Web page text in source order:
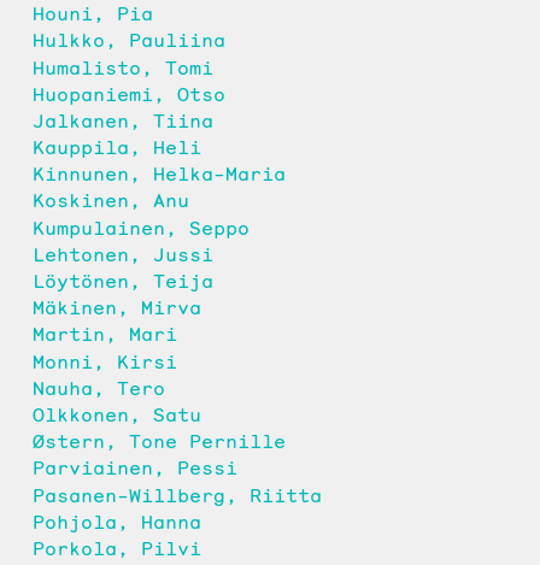
Houni, Pia
Hulkko, Pauliina
Humalisto, Tomi
Huopaniemi, Otso
Jalkanen, Tiina
Kauppila, Heli
Kinnunen, Helka-Maria
Koskinen, Anu
Kumpulainen, Seppo
Lehtonen, Jussi
Löytönen, Teija
Mäkinen, Mirva
Martin, Mari
Monni, Kirsi
Nauha, Tero
Olkkonen, Satu
Østern, Tone Pernille
Parviainen, Pessi
Pasanen-Willberg, Riitta
Pohjola, Hanna
Porkola, Pilvi